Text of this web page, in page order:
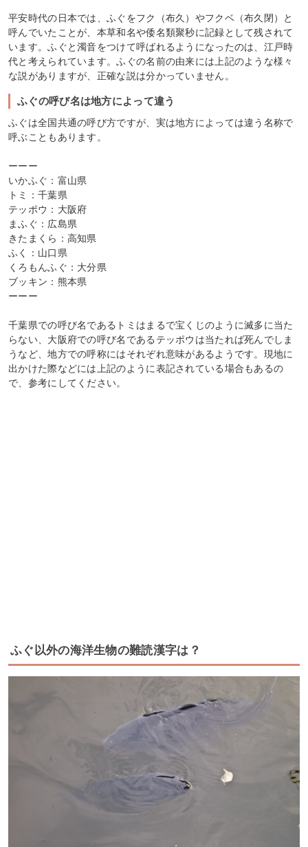
平安時代の日本では、ふぐをフク（布久）やフクベ（布久閉）と
呼んでいたことが、本草和名や倭名類聚秒に記録として残されて
います。ふぐと濁音をつけて呼ばれるようになったのは、江戸時
代と考えられています。ふぐの名前の由来には上記のような様々
な説がありますが、正確な説は分かっていません。
ふぐの呼び名は地方によって違う
ふぐは全国共通の呼び方ですが、実は地方によっては違う名称で
呼ぶこともあります。
ーーー
いかふぐ：富山県
トミ：千葉県
テッポウ：大阪府
まふぐ：広島県
きたまくら：高知県
ふく：山口県
くろもんふぐ：大分県
ブッキン：熊本県
ーーー
千葉県での呼び名であるトミはまるで宝くじのように滅多に当た
らない、大阪府での呼び名であるテッポウは当たれば死んでしま
うなど、地方での呼称にはそれぞれ意味があるようです。現地に
出かけた際などには上記のように表記されている場合もあるの
で、参考にしてください。
ふぐ以外の海洋生物の難読漢字は？